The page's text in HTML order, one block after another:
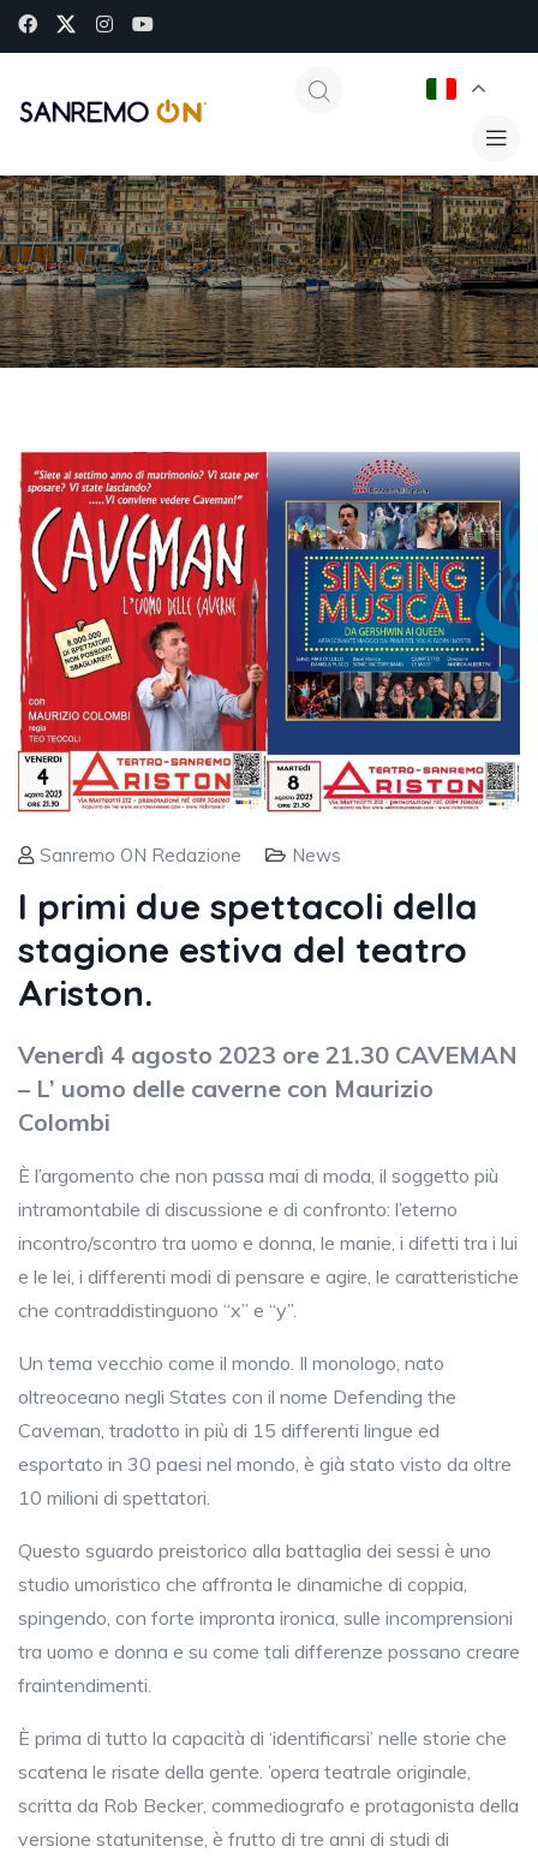
Sanremo ON Redazione News
I primi due spettacoli della
stagione estiva del teatro
Ariston.
Venerdì 4 agosto 2023 ore 21.30 CAVEMAN
– L’ uomo delle caverne con Maurizio
Colombi
È l’argomento che non passa mai di moda, il soggetto più
intramontabile di discussione e di confronto: l’eterno
incontro/scontro tra uomo e donna, le manie, i difetti tra i lui
e le lei, i differenti modi di pensare e agire, le caratteristiche
che contraddistinguono “x” e “y”.
Un tema vecchio come il mondo. Il monologo, nato
oltreoceano negli States con il nome Defending the
Caveman, tradotto in più di 15 differenti lingue ed
esportato in 30 paesi nel mondo, è già stato visto da oltre
10 milioni di spettatori.
Questo sguardo preistorico alla battaglia dei sessi è uno
studio umoristico che affronta le dinamiche di coppia,
spingendo, con forte impronta ironica, sulle incomprensioni
tra uomo e donna e su come tali differenze possano creare
fraintendimenti.
È prima di tutto la capacità di ‘identificarsi’ nelle storie che
scatena le risate della gente. ’opera teatrale originale,
scritta da Rob Becker, commediografo e protagonista della
versione statunitense, è frutto di tre anni di studi di